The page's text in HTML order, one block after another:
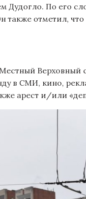
Дудогло. По его
также отметил,
Верховный
в СМИ, кино,
арест и/или